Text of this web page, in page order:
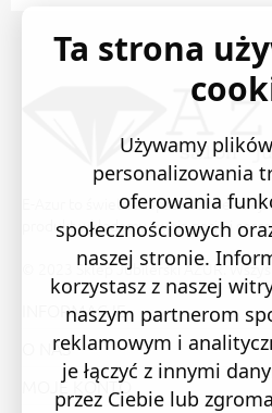
E-Azur to świetne i sprawdzone
produkt wkładamy swoją pasję i
© 2023 Sklep Jubilerski AZUR.
INFORMACJE
O NAS
MOJE KONTO
Ta strona
Używamy
personalizowania
oferowania
społecznościowych
naszej stronie.
korzystasz z naszej
naszym partnerom
reklamowym i
je łączyć z innymi
przez Ciebie lub